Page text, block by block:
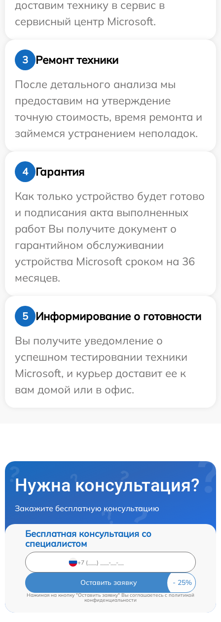
доставим технику в сервис в
сервисный центр Microsoft.
3
Ремонт техники
После детального анализа мы
предоставим на утверждение
точную стоимость, время ремонта и
займемся устранением неполадок.
4
Гарантия
Как только устройство будет готово
и подписания акта выполненных
работ Вы получите документ о
гарантийном обслуживании
устройства Microsoft сроком на 36
месяцев.
5
Информирование о готовности
Вы получите уведомление о
успешном тестировании техники
Microsoft, и курьер доставит ее к
вам домой или в офис.
Нужна консультация?
Закажите бесплатную консультацию
Бесплатная консультация со
специалистом
Оставить заявку
Нажимая на кнопку "Оставить заявку" Вы соглашаетесь c политикой
конфиденциальности